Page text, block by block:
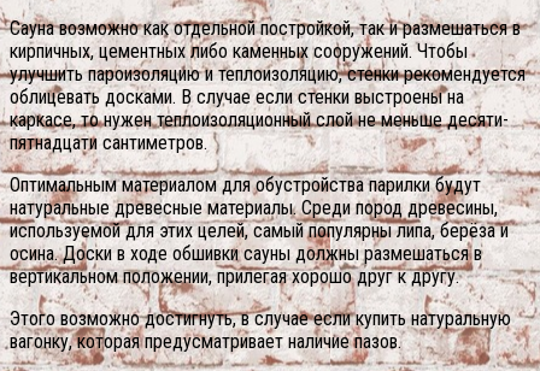
Сауна возможно как отдельной постройкой, так и размешаться в
кирпичных, цементных либо каменных сооружений. Чтобы
улучшить пароизоляцию и теплоизоляцию, стенки рекомендуется
облицевать досками. В случае если стенки выстроены на
каркасе, то нужен теплоизоляционный слой не меньше десяти-
пятнадцати сантиметров.
Оптимальным материалом для обустройства парилки будут
натуральные древесные материалы. Среди пород древесины,
используемой для этих целей, самый популярны липа, берёза и
осина. Доски в ходе обшивки сауны должны размешаться в
вертикальном положении, прилегая хорошо друг к другу.
Этого возможно достигнуть, в случае если купить натуральную
вагонку, которая предусматривает наличие пазов.